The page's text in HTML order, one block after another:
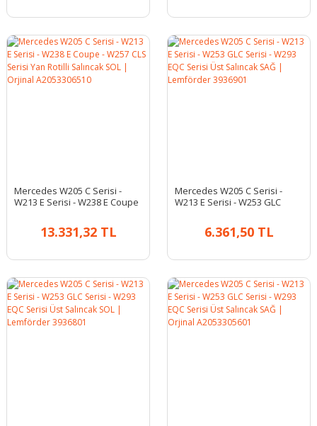
Mercedes W205 C Serisi -
W213 E Serisi - W238 E Coupe
Salıncak SOL | Orjinal
A2053306510
13.331,32 TL
Mercedes W205 C Serisi -
W213 E Serisi - W253 GLC
Salıncak SAĞ | Lemförder
39369016.361,50 TL